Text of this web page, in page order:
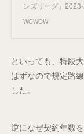
ンズリーグ」
WOWOW
といっても、特段
はずなので規定路
した。
逆になぜ契約年数